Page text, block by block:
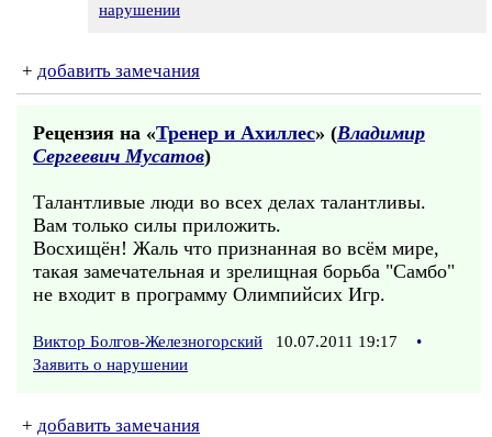
нарушении
+ добавить замечания
Рецензия на «Тренер и Ахиллес» (Владимир
Сергеевич Мусатов)
Талантливые люди во всех делах талантливы.
Вам только силы приложить.
Восхищён! Жаль что признанная во всём мире,
такая замечательная и зрелищная борьба "Самбо"
не входит в программу Олимпийсих Игр.
Виктор Болгов-Железногорский 10.07.2011 19:17
•
Заявить о нарушении
+ добавить замечания